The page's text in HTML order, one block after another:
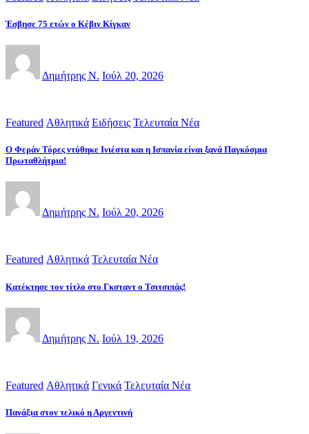
Έσβησε 75 ετών ο Κέβιν Κίγκαν
Δημήτρης Ν. Ιούλ 20, 2026
Featured Αθλητικά Ειδήσεις Τελευταία Νέα
Ο Φεράν Τόρες ντύθηκε Ινιέστα και η Ισπανία είναι ξανά Παγκόσμια
Πρωταθλήτρια!
Δημήτρης Ν. Ιούλ 20, 2026
Featured Αθλητικά Τελευταία Νέα
Κατέκτησε τον τίτλο στο Γκσταντ ο Τσιτσιπάς!
Δημήτρης Ν. Ιούλ 19, 2026
Featured Αθλητικά Γενικά Τελευταία Νέα
Πανάξια στον τελικό η Αργεντινή